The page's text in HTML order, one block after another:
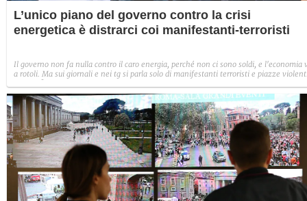
L’unico piano del governo contro la crisi
energetica è distrarci coi manifestanti-terroristi
Il governo non fa nulla contro il caro energia, perché non ci sono soldi, e l'economia
a rotoli. Ma sui giornali e nei tg si parla solo di manifestanti terroristi e piazze
Un caso? Forse no